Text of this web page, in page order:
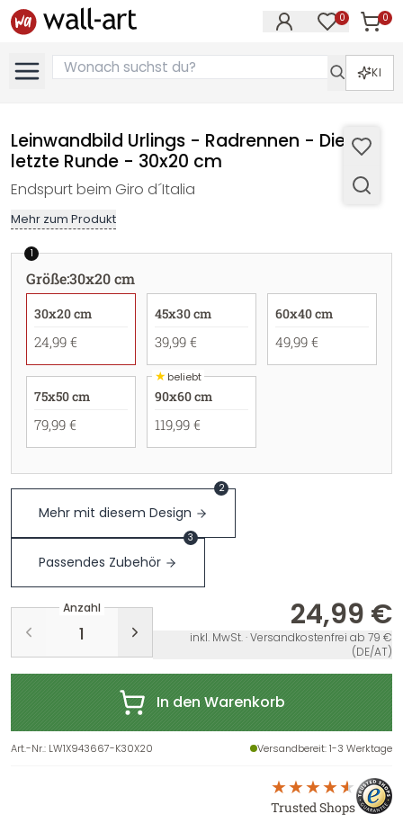
0 0
KI
Leinwandbild Urlings - Radrennen - Die
letzte Runde - 30x20 cm
Endspurt beim Giro d´Italia
Mehr zum Produkt
1
Größe:30x20 cm
30x20 cm
24,99 €
45x30 cm
39,99 €
60x40 cm
49,99 €
75x50 cm
79,99 €
★beliebt
90x60 cm
119,99 €
Mehr mit diesem Design
2
Passendes Zubehör
3
Anzahl 24,99 €
inkl. MwSt. · Versandkostenfrei ab 79 €
(DE/AT)
In den Warenkorb
Art.-Nr.: LW1X943667-K30X20 Versandbereit: 1-3 Werktage
Trusted Shops